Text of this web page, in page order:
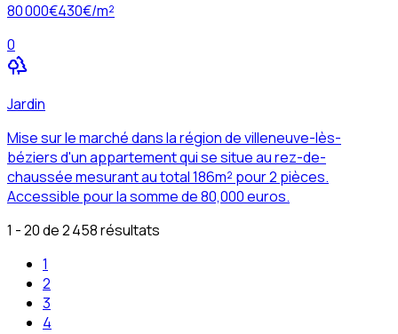
80 000€430€/m²
0
Jardin
Mise sur le marché dans la région de villeneuve-lès-
béziers d'un appartement qui se situe au rez-de-
chaussée mesurant au total 186m² pour 2 pièces.
Accessible pour la somme de 80,000 euros.
1 - 20 de 2 458 résultats
1
2
3
4